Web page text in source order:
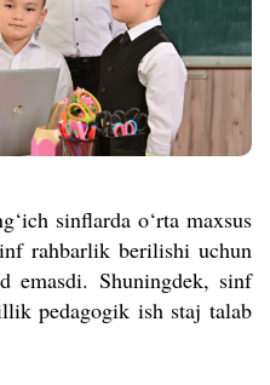
sinflarda o‘rta maxsus
rahbarlik berilishi uchun
emasdi. Shuningdek, sinf
pedagogik ish staj talab